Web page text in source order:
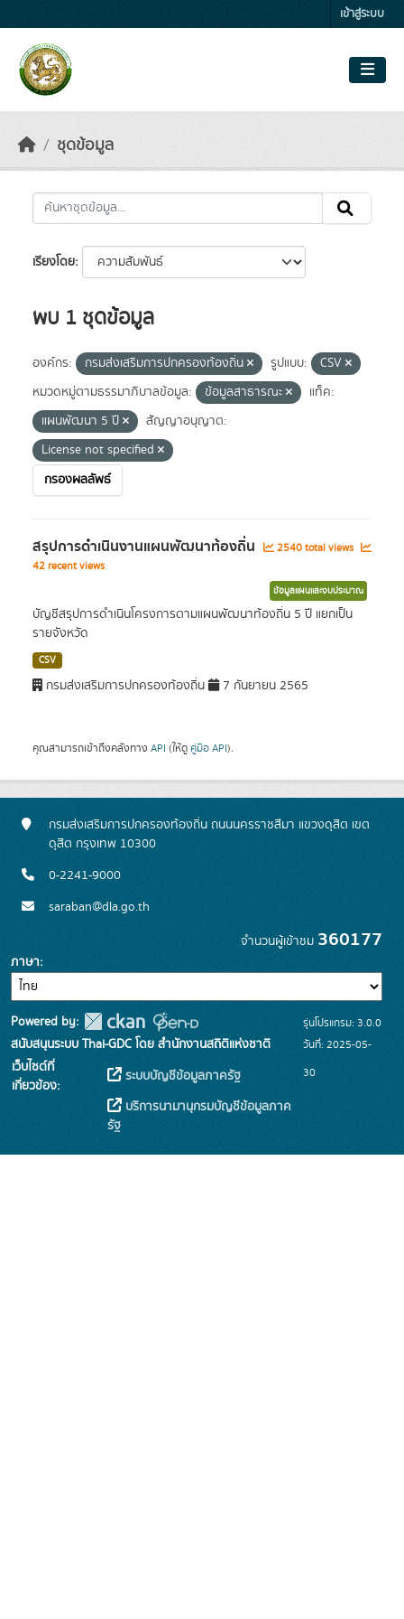
เข้าสู่ระบบ
ชุดข้อมูล
เรียงโดย
พบ 1 ชุดข้อมูล
องค์กร: กรมส่งเสริมการปกครองท้องถิ่น รูปแบบ:
CSV
หมวดหมู่ตามธรรมาภิบาลข้อมูล:
ข้อมูลสาธารณะ
แท็ค:
แผนพัฒนา 5 ปี
สัญญาอนุญาต:
License not specified
กรองผลลัพธ์
สรุปการดำเนินงานแผนพัฒนาท้องถิ่น
2540 total views
42 recent views
ข้อมูลแผนและงบประมาณ
บัญชีสรุปการดำเนินโครงการตามแผนพัฒนาท้องถิ่น 5 ปี แยกเป็น
รายจังหวัด
CSV
กรมส่งเสริมการปกครองท้องถิ่น 7 กันยายน 2565
คุณสามารถเข้าถึงคลังทาง API (ให้ดู คู่มือ API).
กรมส่งเสริมการปกครองท้องถิ่น ถนนนครราชสีมา แขวงดุสิต เขต
ดุสิต กรุงเทพ 10300
0-2241-9000
saraban@dla.go.th
จำนวนผู้เข้าชม 360177
ภาษา
Powered by:
สนับสนุนระบบ Thai-GDC โดย สำนักงานสถิติแห่งชาติ
เว็บไซต์ที่
เกี่ยวข้อง:
ระบบบัญชีข้อมูลภาครัฐ
บริการนามานุกรมบัญชีข้อมูลภาค
รัฐ
รุ่นโปรแกรม: 3.0.0
วันที่: 2025-05-
30